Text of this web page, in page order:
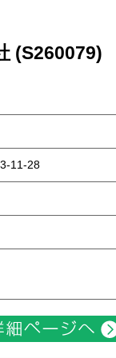
(S260079)
11-28